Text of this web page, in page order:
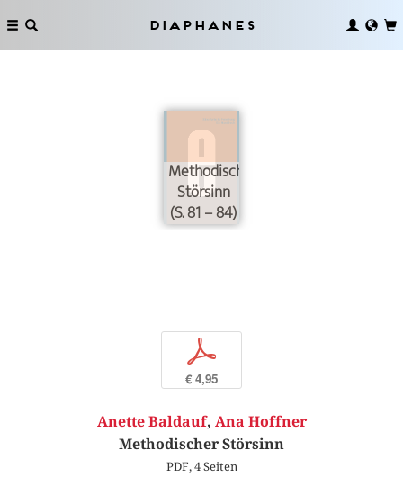
Diaphanes
Methodischer
Störsinn
(S. 81 – 84)
p
€ 4,95
Anette Baldauf, Ana Hoffner
Methodischer Störsinn
PDF, 4 Seiten